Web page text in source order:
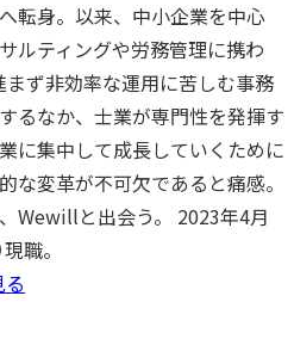
転身。以来、中小企業を中心
ルティングや労務管理に携わ
まず非効率な運用に苦しむ事務
るなか、士業が専門性を発揮す
に集中して成長していくために
な変革が不可欠であると痛感。
Wewillと出会う。 2023年4月
職。